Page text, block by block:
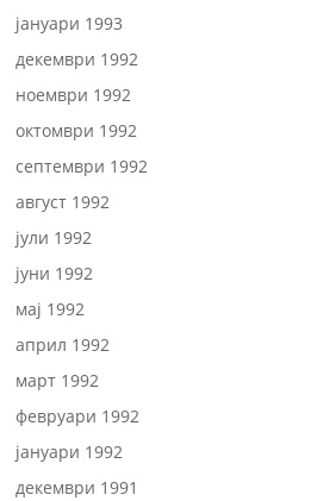
јануари 1993
декември 1992
ноември 1992
октомври 1992
септември 1992
август 1992
јули 1992
јуни 1992
мај 1992
април 1992
март 1992
февруари 1992
јануари 1992
декември 1991